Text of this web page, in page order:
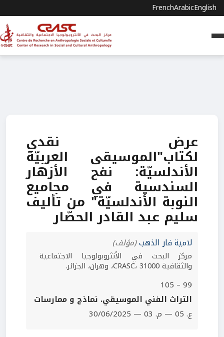
FrenchArabicEnglish
عرض نقدي
لكتاب"الموسيقى العربيّة
الأندلسيّة: نفح الأزهار
السندسية في مجاميع
النوبة الأندلسيّة" من تأليف
سليم عبد القادر الحصّار
لامية فار الذهب(مؤلف)
مركز البحث في الأنثروبولوجيا الاجتماعية
والثقافية CRASC، 31000، وهران، الجزائر.
99 – 105
‫التراث الفني الموسيقي. نماذج و ممارسات
ع. 05 — م. 03 — 30/06/2025